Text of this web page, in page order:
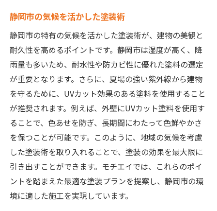
静岡市の気候を活かした塗装術
静岡市の特有の気候を活かした塗装術が、建物の美観と
耐久性を高めるポイントです。静岡市は湿度が高く、降
雨量も多いため、耐水性や防カビ性に優れた塗料の選定
が重要となります。さらに、夏場の強い紫外線から建物
を守るために、UVカット効果のある塗料を使用すること
が推奨されます。例えば、外壁にUVカット塗料を使用す
ることで、色あせを防ぎ、長期間にわたって色鮮やかさ
を保つことが可能です。このように、地域の気候を考慮
した塗装術を取り入れることで、塗装の効果を最大限に
引き出すことができます。モチエイでは、これらのポイ
ントを踏まえた最適な塗装プランを提案し、静岡市の環
境に適した施工を実現しています。